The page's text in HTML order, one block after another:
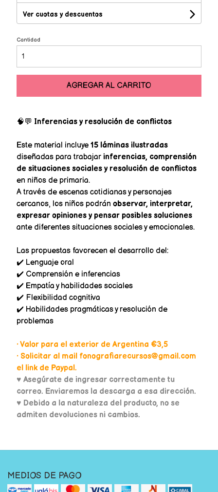
Ver cuotas y descuentos
Cantidad
AGREGAR AL CARRITO
🧠💬 Inferencias y resolución de conflictos
Este material incluye 15 láminas ilustradas
diseñadas para trabajar inferencias, comprensión
de situaciones sociales y resolución de conflictos
en niños de primaria.
A través de escenas cotidianas y personajes
cercanos, los niños podrán observar, interpretar,
expresar opiniones y pensar posibles soluciones
ante diferentes situaciones sociales y emocionales.
Las propuestas favorecen el desarrollo del:
✔️ Lenguaje oral
✔️ Comprensión e inferencias
✔️ Empatía y habilidades sociales
✔️ Flexibilidad cognitiva
✔️ Habilidades pragmáticas y resolución de
problemas
• Valor para el exterior de Argentina €3,5
• Solicitar al mail fonografiarecursos@gmail.com
el link de Paypal.
♥ Asegúrate de ingresar correctamente tu
correo. Enviaremos la descarga a esa dirección.
♥ Debido a la naturaleza del producto, no se
admiten devoluciones ni cambios.
MEDIOS DE PAGO